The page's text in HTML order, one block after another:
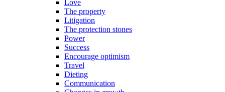
Love
The property
Litigation
The protection stones
Power
Success
Encourage optimism
Travel
Dieting
Communication